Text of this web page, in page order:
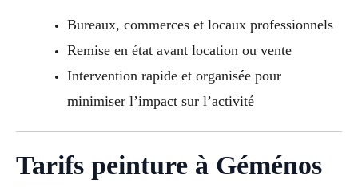
Bureaux, commerces et locaux professionnels
Remise en état avant location ou vente
Intervention rapide et organisée pour
minimiser l’impact sur l’activité
Tarifs peinture à Géménos